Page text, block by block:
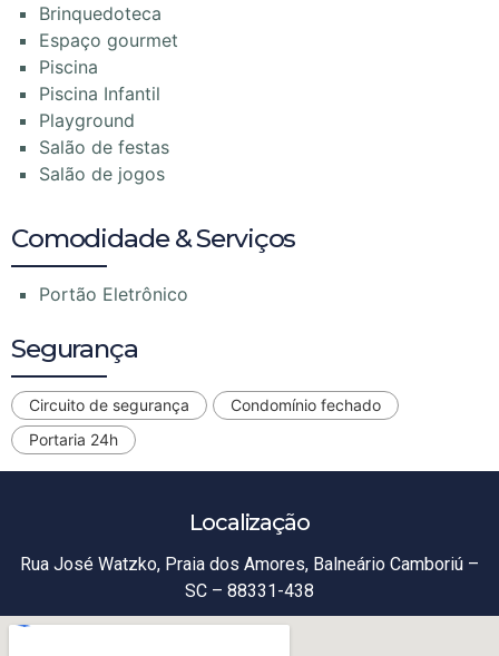
Brinquedoteca
Espaço gourmet
Piscina
Piscina Infantil
Playground
Salão de festas
Salão de jogos
Comodidade & Serviços
Portão Eletrônico
Segurança
Circuito de segurança
Condomínio fechado
Portaria 24h
Localização
Rua José Watzko, Praia dos Amores, Balneário Camboriú –
SC – 88331-438